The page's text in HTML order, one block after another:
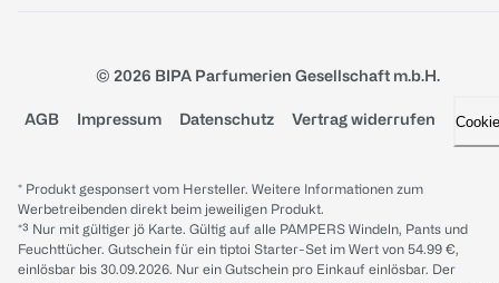
© 2026 BIPA Parfumerien Gesellschaft m.b.H.
AGB Impressum Datenschutz Vertrag widerrufen
* Produkt gesponsert vom Hersteller. Weitere Informationen zum
Werbetreibenden direkt beim jeweiligen Produkt.
*³ Nur mit gültiger jö Karte. Gültig auf alle PAMPERS Windeln, Pants und
Feuchttücher. Gutschein für ein tiptoi Starter-Set im Wert von 54.99 €,
einlösbar bis 30.09.2026. Nur ein Gutschein pro Einkauf einlösbar. Der